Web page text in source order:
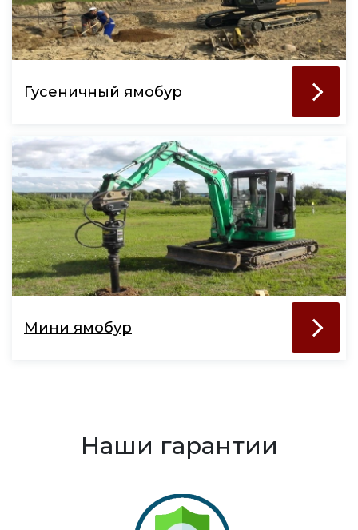
Гусеничный ямобур
Мини ямобур
Наши гарантии